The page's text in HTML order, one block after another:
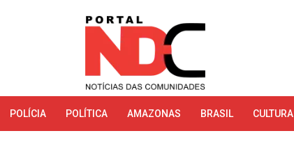
POLÍCIA POLÍTICA AMAZONAS BRASIL CULTURA